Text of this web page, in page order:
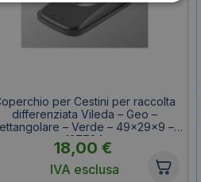
per Cestini per raccolta
differenziata Vileda – Geo –
– Verde – 49x29x9 –
137734
18,00€
IVA esclusa